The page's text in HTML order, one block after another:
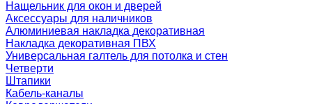
Нащельник для окон и дверей
Аксессуары для наличников
Алюминиевая накладка декоративная
Накладка декоративная ПВХ
Универсальная галтель для потолка и стен
Четверти
Штапики
Кабель-каналы